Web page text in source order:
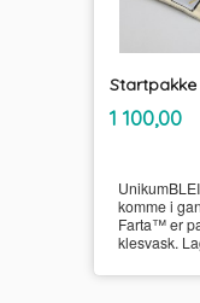
Pris
1 100,00
komme i
Farta™ er
klesvask.